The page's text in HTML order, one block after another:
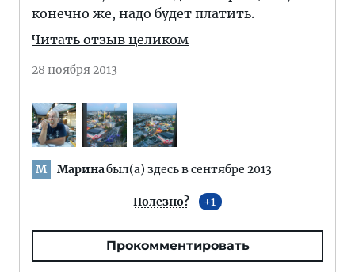
конечно же, надо будет платить.
Читать отзыв целиком
28 ноября 2013
М Маринабыл(а) здесь в сентябре 2013
Полезно? 1
Прокомментировать